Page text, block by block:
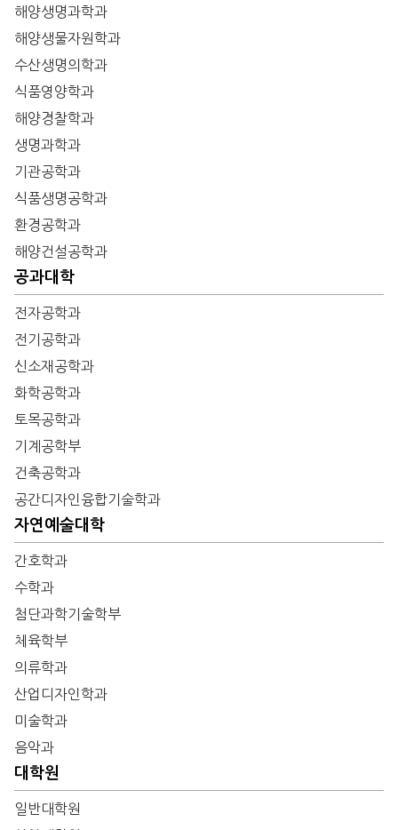
해양생명과학과
해양생물자원학과
수산생명의학과
식품영양학과
해양경찰학과
생명과학과
기관공학과
식품생명공학과
환경공학과
해양건설공학과
공과대학
전자공학과
전기공학과
신소재공학과
화학공학과
토목공학과
기계공학부
건축공학과
공간디자인융합기술학과
자연예술대학
간호학과
수학과
첨단과학기술학부
체육학부
의류학과
산업디자인학과
미술학과
음악과
대학원
일반대학원